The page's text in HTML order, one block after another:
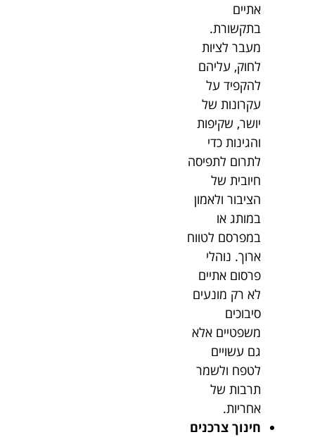
אתיים
בתקשורת.
מעבר לציות
לחוק, עליהם
להקפיד על
עקרונות של
יושר, שקיפות
והגינות כדי
לתרום לתפיסה
חיובית של
הציבור ולאמון
במותג או
במפרסם לטווח
ארוך. נוהלי
פרסום אתיים
לא רק מונעים
סיבוכים
משפטיים אלא
גם עשויים
לטפח ולשמר
תרבות של
אחריות.
חינוך צרכנים